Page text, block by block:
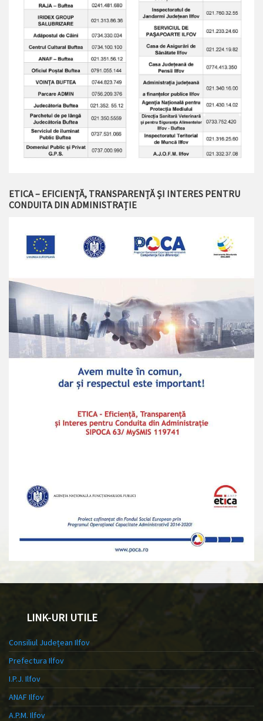
ETICA – EFICIENȚĂ, TRANSPARENȚĂ ȘI INTERES PENTRU
CONDUITA DIN ADMINISTRAȚIE
LINK-URI UTILE
Consiliul Județean Ilfov
Prefectura Ilfov
I.P.J. Ilfov
ANAF Ilfov
A.P.M. Ilfov